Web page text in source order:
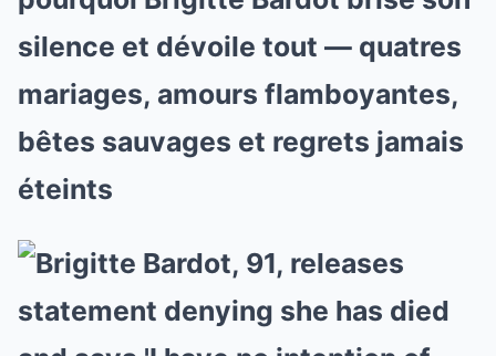
silence et dévoile tout — quatres
mariages, amours flamboyantes,
bêtes sauvages et regrets jamais
éteints